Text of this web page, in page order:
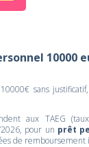
10000
sans
aux TAEG
pour un prêt
de remboursement